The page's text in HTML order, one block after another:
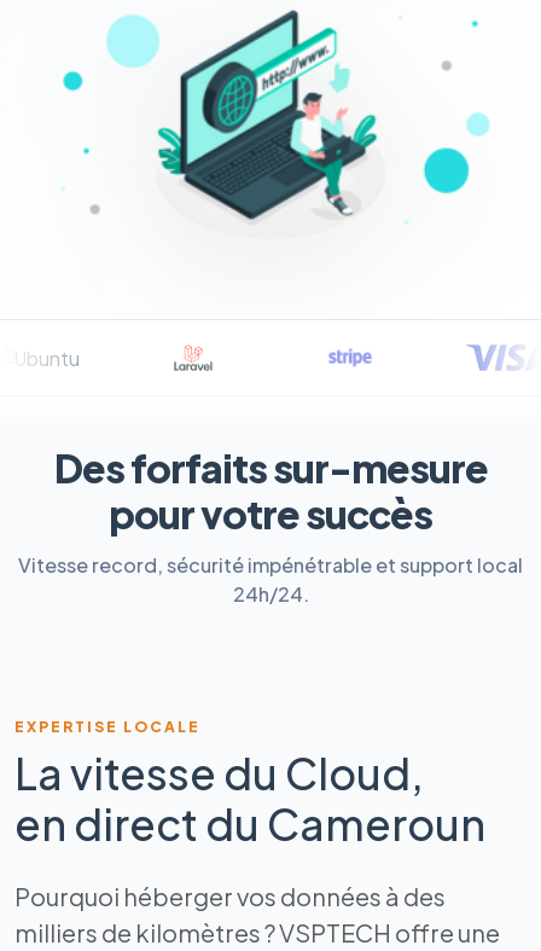
Des forfaits sur-mesure
pour votre succès
Vitesse record, sécurité impénétrable et support local
24h/24.
EXPERTISE LOCALE
La vitesse du Cloud,
en direct du Cameroun
Pourquoi héberger vos données à des
milliers de kilomètres ? VSPTECH offre une